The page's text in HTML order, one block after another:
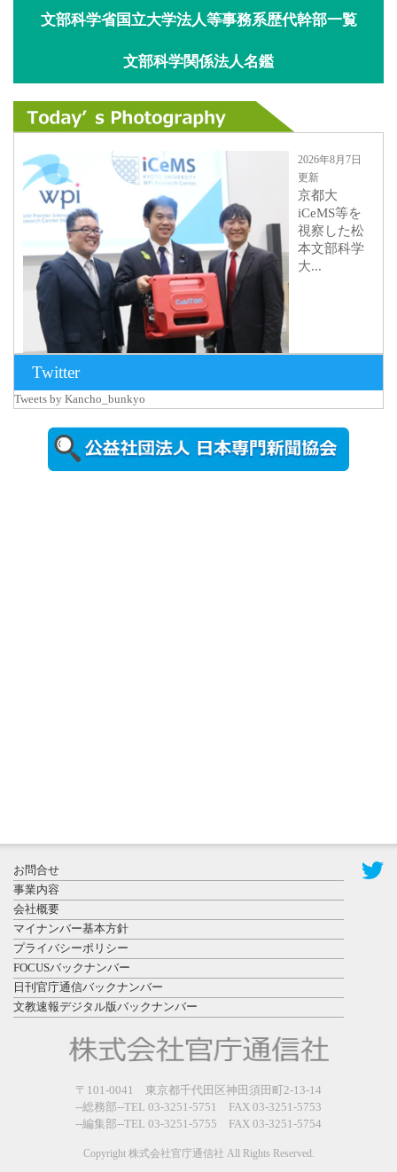
文部科学省国立大学法人等事務系歴代幹部一覧
文部科学関係法人名鑑
2026年8月7日
更新
京都大
iCeMS等を
視察した松
本文部科学
大...
2026年8月5日
更新
農工大で大
登録有形文
化財となっ
た東北大植
物園八...
日更新
県警等と大
規模災害時
Twitter
Tweets by Kancho_bunkyo
お問合せ
事業内容
会社概要
マイナンバー基本方針
プライバシーポリシー
FOCUSバックナンバー
日刊官庁通信バックナンバー
文教速報デジタル版バックナンバー
〒101-0041 東京都千代田区神田須田町2-13-14
--総務部--TEL 03-3251-5751 FAX 03-3251-5753
--編集部--TEL 03-3251-5755 FAX 03-3251-5754
Copyright 株式会社官庁通信社 All Rights Reserved.